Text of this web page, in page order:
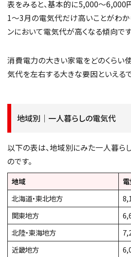
表をみると、基本的に5,000〜6,000
1〜3月の電気代だけ高いことがわか
ンにおいて電気代が高くなる傾向です
消費電力の大きい家電をどのくらい
気代を左右する大きな要因といえるで
地域別｜一人暮らしの電気代
以下の表は、地域別にみた一人暮ら
のです。
地域
北海道・東北地方
関東地方
北陸・東海地方
近畿地方